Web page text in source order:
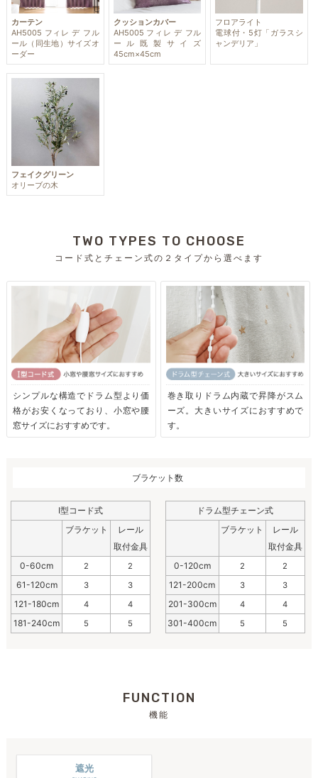
カーテン
AH5005 フィレ デ フル
ール（同生地）サイズオ
ーダー
クッションカバー
AH5005 フィレ デ フル
ール既製サイズ
45cm×45cm
フロアライト
電球付・5灯「ガラスシ
ャンデリア」
フェイクグリーン
オリーブの木
TWO TYPES TO CHOOSE
コード式とチェーン式の２タイプから選べます
シンプルな構造でドラム型より価
格がお安くなっており、小窓や腰
窓サイズにおすすめです。
巻き取りドラム内蔵で昇降がスム
ーズ。大きいサイズにおすすめで
す。
ブラケット数
I型コード式
ブラケット
レール
取付金具
0-60cm
2 2
61-120cm 3 3
121-180cm 4 4
181-240cm 5 5
ドラム型チェーン式
ブラケット
レール
取付金具
0-120cm
2 2
121-200cm 3 3
201-300cm 4 4
301-400cm 5 5
FUNCTION
機能
遮光